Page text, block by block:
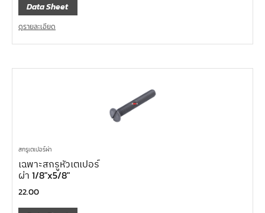
Data Sheet
ดูรายละเอียด
สกรูเตเปอร์ผ่า
เฉพาะสกรูหัวเตเปอร์
ผ่า 1/8″x5/8″
22.00